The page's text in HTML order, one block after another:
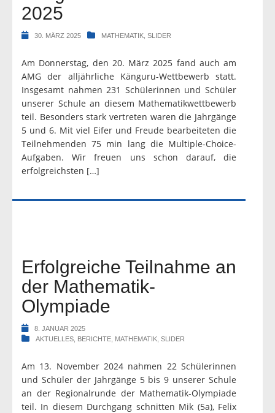
2025
30. MÄRZ 2025 MATHEMATIK SLIDER
Am Donnerstag, den 20. März 2025 fand auch am
AMG der alljährliche Känguru-Wettbewerb statt.
Insgesamt nahmen 231 Schülerinnen und Schüler
unserer Schule an diesem Mathematikwettbewerb
teil. Besonders stark vertreten waren die Jahrgänge
5 und 6. Mit viel Eifer und Freude bearbeiteten die
Teilnehmenden 75 min lang die Multiple-Choice-
Aufgaben. Wir freuen uns schon darauf, die
erfolgreichsten […]
Erfolgreiche Teilnahme an
der Mathematik-
Olympiade
8. JANUAR 2025
AKTUELLES BERICHTE MATHEMATIK SLIDER
Am 13. November 2024 nahmen 22 Schülerinnen
und Schüler der Jahrgänge 5 bis 9 unserer Schule
an der Regionalrunde der Mathematik-Olympiade
teil. In diesem Durchgang schnitten Mik (5a), Felix